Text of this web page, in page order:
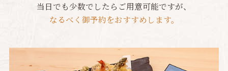
当日でも少数でしたらご用意可能ですが、
なるべく御予約をおすすめします。